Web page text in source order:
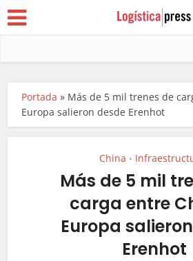
Portada » Más de 5 mil trenes de
Europa salieron desde Erenhot
China •
Más de 5 mil
carga entre
Europa
Erenhot